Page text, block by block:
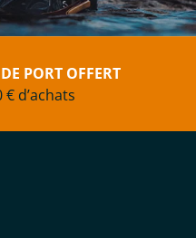
PORT OFFERT
€ d’achats